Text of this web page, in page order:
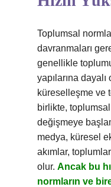
Toplumsal
davranmaları
genellikle
yapılarına
küreselleşme ve
birlikte,
değişmeye
medya, küresel
akımlar,
olur. Ancak bu
normların ve